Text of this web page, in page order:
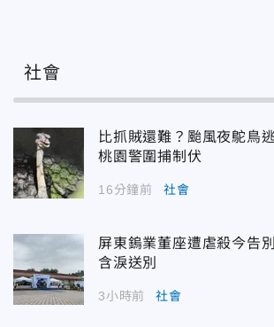
社會
比抓賊還難？颱風夜鴕鳥
桃園警圍捕制伏
16分鐘前 社會
屏東鎢業董座遭虐殺今告
含淚送別
3小時前 社會